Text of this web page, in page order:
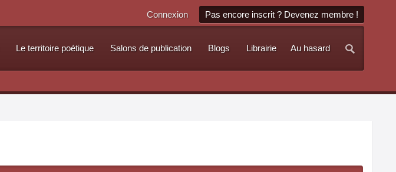
Connexion Pas encore inscrit ? Devenez membre !
Au hasard
Le territoire poétique Salons de publication Blogs Librairie